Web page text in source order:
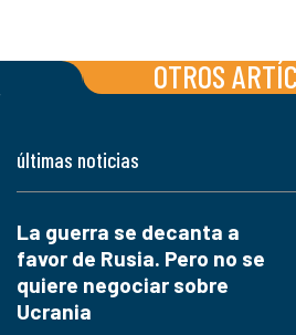
OTROS
últimas noticias
La guerra se decanta a
favor de Rusia. Pero no se
quiere negociar sobre
Ucrania